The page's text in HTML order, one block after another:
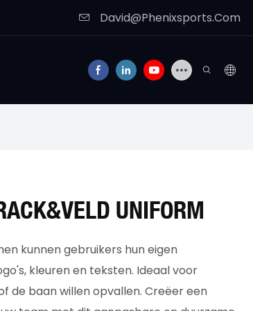
David@Phenixsports.Com
UNIFORM
kunnen gebruikers hun eigen
kleuren en teksten. Ideaal voor
de baan willen opvallen. Creëer een